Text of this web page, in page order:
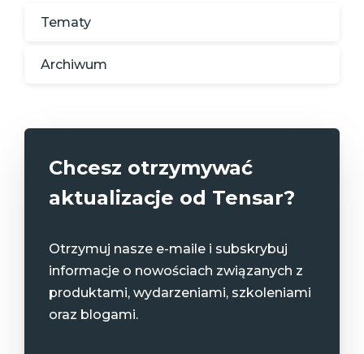
Tematy
Archiwum
Chcesz otrzymywać
aktualizacje od Tensar?
Otrzymuj nasze e-maile i subskrybuj
informacje o nowościach związanych z
produktami, wydarzeniami, szkoleniami
oraz blogami.